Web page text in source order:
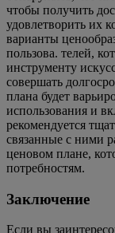
чтобы получить
удовлетворить их
варианты
пользова. телей,
инструменту
совершать
плана будет
использования и
рекомендуется
связанные с ними
ценовом плане,
потребностям.
Заключение
Если вы